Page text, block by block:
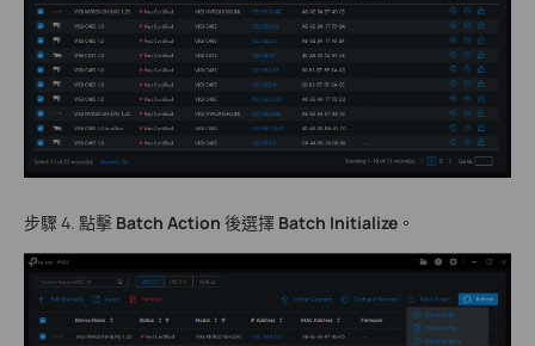
步驟 4. 點擊 Batch Action 後選擇 Batch Initialize 。